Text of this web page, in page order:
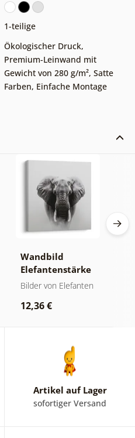
1-teilige
Ökologischer Druck,
Premium-Leinwand mit
Gewicht von 280 g/m², Satte
Farben, Einfache Montage
Wandbild
Elefantenstärke
und Ruhe
Bilder von Elefanten
12,36 €
Artikel auf Lager
sofortiger Versand